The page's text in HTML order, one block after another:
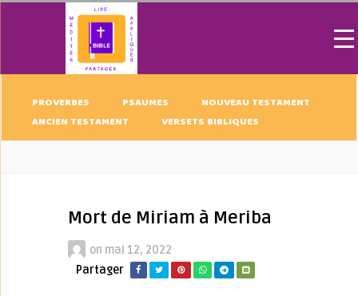
PROVERBES PSAUMES
NOUVEAU TESTAMENT
ANCIEN TESTAMENT
VERSETS BIBLIQUES
Mort de Miriam à Meriba
on mai 12, 2022
Partager